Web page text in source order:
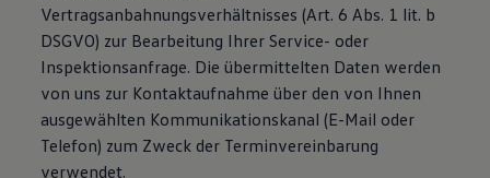
Vertragsanbahnungsverhältnisses (Art. 6 Abs. 1 lit. b
DSGVO) zur Bearbeitung Ihrer Service- oder
Inspektionsanfrage. Die übermittelten Daten werden
von uns zur Kontaktaufnahme über den von Ihnen
ausgewählten Kommunikationskanal (E-Mail oder
Telefon) zum Zweck der Terminvereinbarung
verwendet.